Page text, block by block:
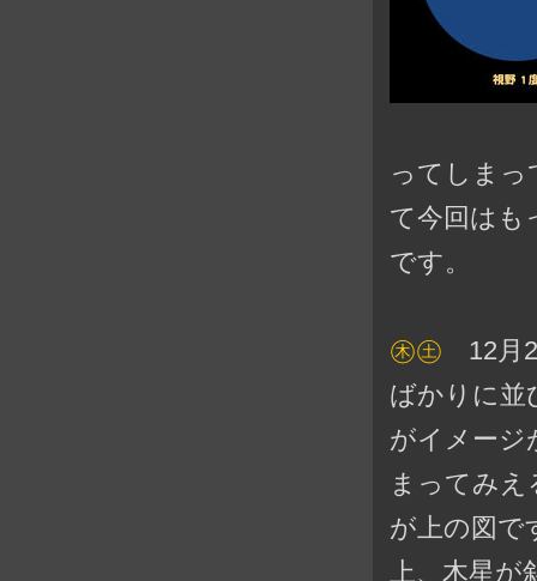
ってしま
て今回はも
です。
㊍㊏ 12月
ばかりに並
がイメー
まってみえ
が上の図で
上、木星